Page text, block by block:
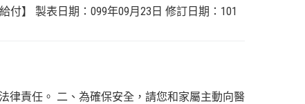
付】 製表日期：099年09月23日 修訂日期：101
律責任。 二、為確保安全，請您和家屬主動向醫